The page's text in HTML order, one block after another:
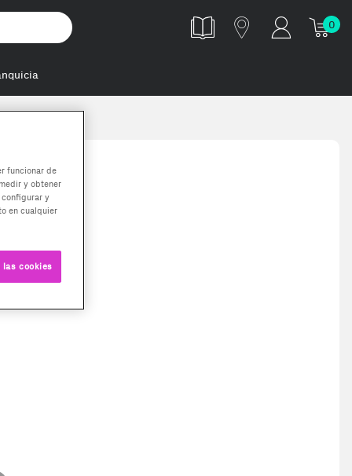
0
funcionar de
y obtener
y
en cualquier
cookies